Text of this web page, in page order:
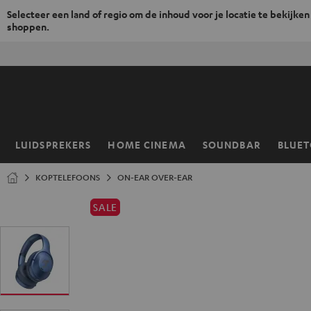
Selecteer een land of regio om de inhoud voor je locatie te
shoppen.
LUIDSPREKERS HOME CINEMA SOUNDBAR
Home
KOPTELEFOONS ON-EAR OVER-EAR
SALE